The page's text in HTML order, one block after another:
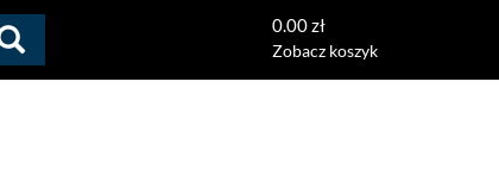
0.00 zł
Zobacz koszyk